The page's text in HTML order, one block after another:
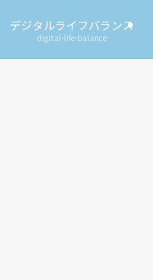
デジタルライフバランス
digital-life-balance